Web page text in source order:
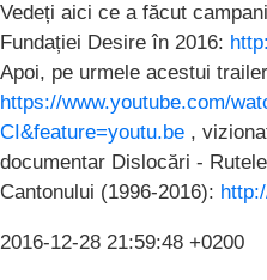
Vedeți aici ce a făcut
Fundației Desire în 2016:
Apoi, pe urmele acestui trailer
https://www.youtube.com/
CI&feature=youtu.be ,
documentar Dislocări -
Cantonului (1996-2016):
2016-12-28 21:59:48 +0200